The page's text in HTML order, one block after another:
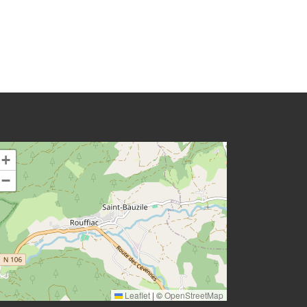
+
−
Leaflet | ©OpenStreetMap